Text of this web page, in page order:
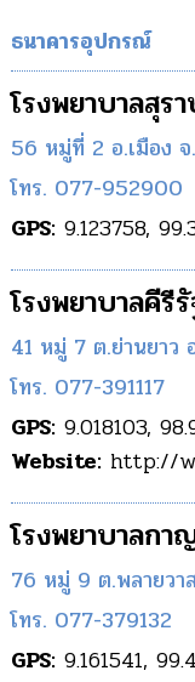
ธนาคารอุปกรณ์
โรงพยาบาลสุร
56 หมู่ที่ 2 อ.เมือง
โทร. 077-952900
GPS: 9.123758,
โรงพยาบาลคีรี
41 หมู่ 7 ต.ย่านยาว
โทร. 077-391117
GPS: 9.018103,
Website: http://
โรงพยาบาลก
76 หมู่ ​9 ต.พลายว
โทร. 077-379132
GPS: 9.161541,